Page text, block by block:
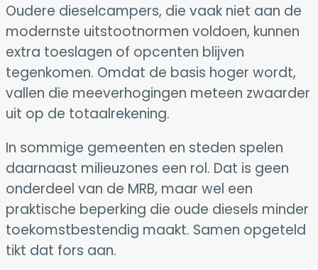
Oudere dieselcampers, die vaak niet aan de
modernste uitstootnormen voldoen, kunnen
extra toeslagen of opcenten blijven
tegenkomen. Omdat de basis hoger wordt,
vallen die meeverhogingen meteen zwaarder
uit op de totaalrekening.
In sommige gemeenten en steden spelen
daarnaast milieuzones een rol. Dat is geen
onderdeel van de MRB, maar wel een
praktische beperking die oude diesels minder
toekomstbestendig maakt. Samen opgeteld
tikt dat fors aan.